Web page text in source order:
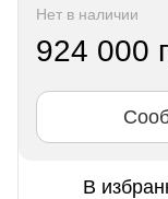
Нет в наличии
924 000
В